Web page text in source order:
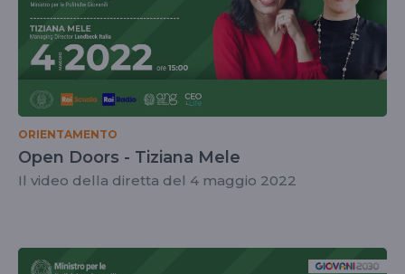
ORIENTAMENTO
Open Doors - Tiziana Mele
Il video della diretta del 4 maggio 2022